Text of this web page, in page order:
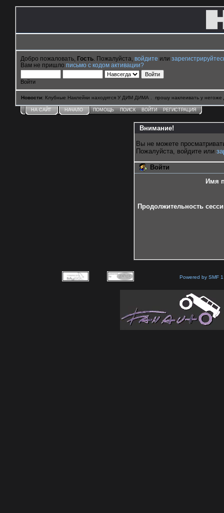
Добро пожаловать, Гость . Пожалуйста, войдите или
Вам не пришло письмо с кодом активации?
Войти
Новости: Клубные Наклейки находятся У ДИМ ДИМА . прошу наклеивать у негоже
НА САЙТ НАЧАЛО ПОМОЩЬ ПОИСК ВОЙТИ РЕГИСТРАЦИЯ
Внимание!
Вы не можете
Пожалуйста, войдите или
Войти
Имя
Продолжительность
Powered by SMF